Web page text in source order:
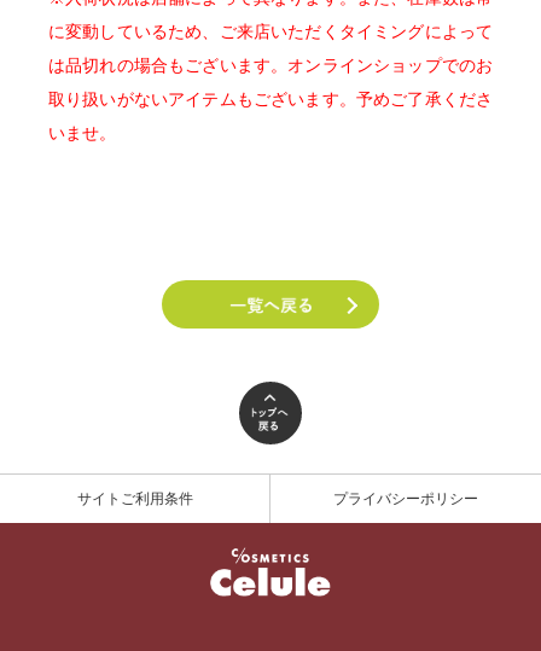
に変動しているため、ご来店いただくタイミングによって
は品切れの場合もございます。 オンラインショップでのお
取り扱いがないアイテムもございます。予めご了承くださ
いませ。
サイトご利用条件 プライバシーポリシー